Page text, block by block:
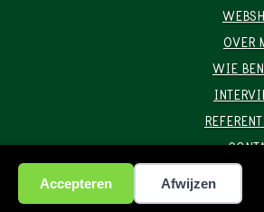
Accepteren Afwijzen
OVER
WIE